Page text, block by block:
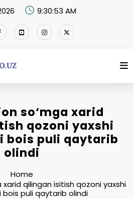
9:30:54 AM
so‘mga xarid
qozoni yaxshi
bois puli qaytarib
olindi
Home
qilingan isitish qozoni yaxshi
bois puli qaytarib olindi